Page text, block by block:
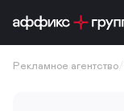
Рекламное агентство